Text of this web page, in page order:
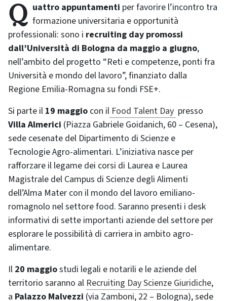
Quattro appuntamenti per favorire l’incontro tra
formazione universitaria e opportunità
professionali: sono i recruiting day promossi
dall’Università di Bologna da maggio a giugno,
nell’ambito del progetto “Reti e competenze, ponti fra
Università e mondo del lavoro”, finanziato dalla
Regione Emilia-Romagna su fondi FSE+.
Si parte il 19 maggio con il Food Talent Day presso
Villa Almerici (Piazza Gabriele Goidanich, 60 – Cesena),
sede cesenate del Dipartimento di Scienze e
Tecnologie Agro-alimentari. L’iniziativa nasce per
rafforzare il legame dei corsi di Laurea e Laurea
Magistrale del Campus di Scienze degli Alimenti
dell’Alma Mater con il mondo del lavoro emiliano-
romagnolo nel settore food. Saranno presenti i desk
informativi di sette importanti aziende del settore per
esplorare le possibilità di carriera in ambito agro-
alimentare.
Il 20 maggiostudi legali e notarili e le aziende del
territorio saranno al Recruiting Day Scienze Giuridiche,
a Palazzo Malvezzi (via Zamboni, 22 – Bologna), sede